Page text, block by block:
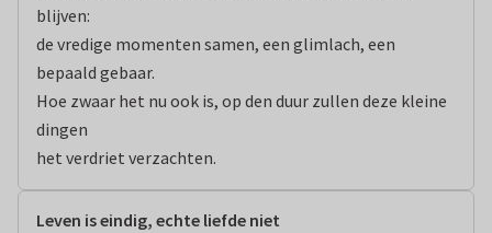
blijven:
de vredige momenten samen, een glimlach, een
bepaald gebaar.
Hoe zwaar het nu ook is, op den duur zullen deze kleine
dingen
het verdriet verzachten.
Leven is eindig, echte liefde niet